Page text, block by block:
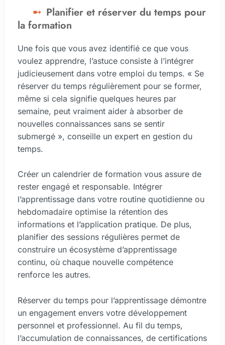
Planifier et réserver du temps pour
la formation
Une fois que vous avez identifié ce que vous
voulez apprendre, l’astuce consiste à l’intégrer
judicieusement dans votre emploi du temps. « Se
réserver du temps régulièrement pour se former,
même si cela signifie quelques heures par
semaine, peut vraiment aider à absorber de
nouvelles connaissances sans se sentir
submergé », conseille un expert en gestion du
temps.
Créer un calendrier de formation vous assure de
rester engagé et responsable. Intégrer
l’apprentissage dans votre routine quotidienne ou
hebdomadaire optimise la rétention des
informations et l’application pratique. De plus,
planifier des sessions régulières permet de
construire un écosystème d’apprentissage
continu, où chaque nouvelle compétence
renforce les autres.
Réserver du temps pour l’apprentissage démontre
un engagement envers votre développement
personnel et professionnel. Au fil du temps,
l’accumulation de connaissances, de certifications